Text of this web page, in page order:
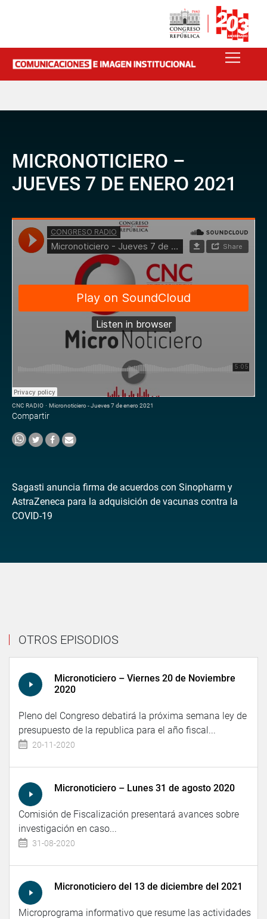
MICRONOTICIERO –
JUEVES 7 DE ENERO 2021
CNC RADIO · Micronoticiero - Jueves 7 de enero 2021
Compartir
Sagasti anuncia firma de acuerdos con Sinopharm y
AstraZeneca para la adquisición de vacunas contra la
COVID-19
OTROS EPISODIOS
Micronoticiero – Viernes 20 de Noviembre
2020
Pleno del Congreso debatirá la próxima semana ley de
presupuesto de la republica para el año fiscal...
20-11-2020
Micronoticiero – Lunes 31 de agosto 2020
Comisión de Fiscalización presentará avances sobre
investigación en caso...
31-08-2020
Micronoticiero del 13 de diciembre del 2021
Microprograma informativo que resume las actividades